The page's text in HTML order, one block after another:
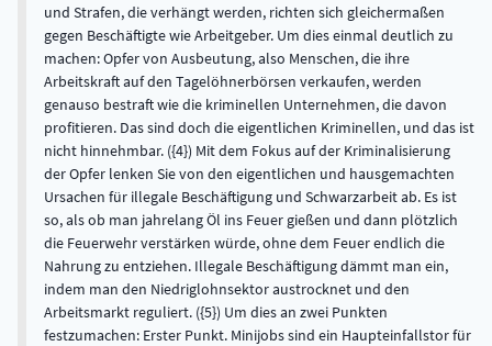
und Strafen, die verhängt werden, richten sich gleichermaßen
gegen Beschäftigte wie Arbeitgeber. Um dies einmal deutlich zu
machen: Opfer von Ausbeutung, also Menschen, die ihre
Arbeitskraft auf den Tagelöhnerbörsen verkaufen, werden
genauso bestraft wie die kriminellen Unternehmen, die davon
profitieren. Das sind doch die eigentlichen Kriminellen, und das ist
nicht hinnehmbar. ({4}) Mit dem Fokus auf der Kriminalisierung
der Opfer lenken Sie von den eigentlichen und hausgemachten
Ursachen für illegale Beschäftigung und Schwarzarbeit ab. Es ist
so, als ob man jahrelang Öl ins Feuer gießen und dann plötzlich
die Feuerwehr verstärken würde, ohne dem Feuer endlich die
Nahrung zu entziehen. Illegale Beschäftigung dämmt man ein,
indem man den Niedriglohnsektor austrocknet und den
Arbeitsmarkt reguliert. ({5}) Um dies an zwei Punkten
festzumachen: Erster Punkt. Minijobs sind ein Haupteinfallstor für